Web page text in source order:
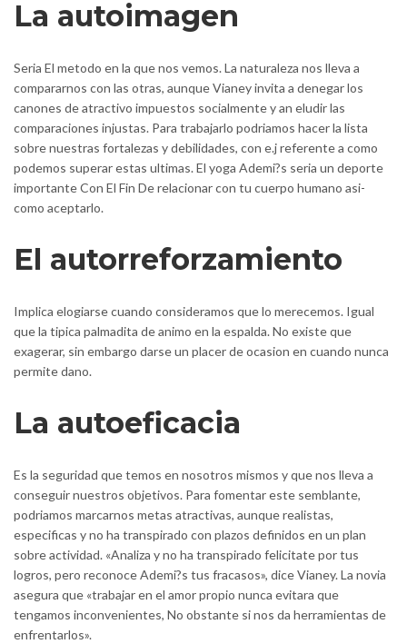
La autoimagen
Seri­a El metodo en la que nos vemos. La naturaleza nos lleva a
compararnos con las otras, aunque Vianey invita a denegar los
canones de atractivo impuestos socialmente y an eludir las
comparaciones injustas. Para trabajarlo podri­amos hacer la lista
sobre nuestras fortalezas y debilidades, con e.j referente a como
podemos superar estas ultimas. El yoga Ademi?s seri­a un deporte
importante Con El Fin De relacionar con tu cuerpo humano asi­
como aceptarlo.
El autorreforzamiento
Implica elogiarse cuando consideramos que lo merecemos. Igual
que la tipica palmadita de animo en la espalda. No existe que
exagerar, sin embargo darse un placer de ocasion en cuando nunca
permite dano.
La autoeficacia
Es la seguridad que temos en nosotros mismos y que nos lleva a
conseguir nuestros objetivos. Para fomentar este semblante,
podri­amos marcarnos metas atractivas, aunque realistas,
especificas y no ha transpirado con plazos definidos en un plan
sobre actividad. «Analiza y no ha transpirado felicitate por tus
logros, pero reconoce Ademi?s tus fracasos», dice Vianey. La novia
asegura que «trabajar en el amor propio nunca evitara que
tengamos inconvenientes, No obstante si nos da herramientas de
enfrentarlos».